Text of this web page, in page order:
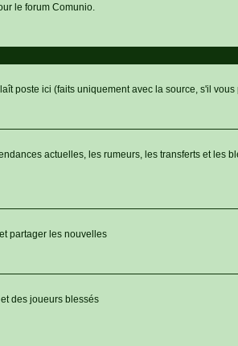
le forum Comunio.
poste ici (faits uniquement avec la source, s'il vous
actuelles, les rumeurs, les transferts et les
partager les nouvelles
des joueurs blessés